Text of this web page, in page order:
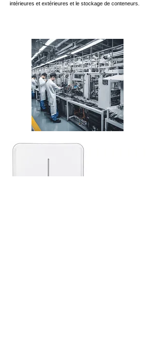
intérieures et extérieures et le stockage de conteneurs.